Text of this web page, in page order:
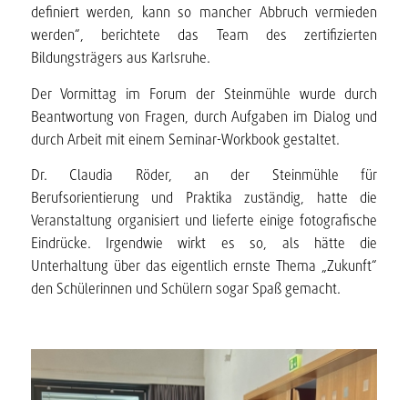
definiert werden, kann so mancher Abbruch vermieden
werden“, berichtete das Team des zertifizierten
Bildungsträgers aus Karlsruhe.
Der Vormittag im Forum der Steinmühle wurde durch
Beantwortung von Fragen, durch Aufgaben im Dialog und
durch Arbeit mit einem Seminar-Workbook gestaltet.
Dr. Claudia Röder, an der Steinmühle für
Berufsorientierung und Praktika zuständig, hatte die
Veranstaltung organisiert und lieferte einige fotografische
Eindrücke. Irgendwie wirkt es so, als hätte die
Unterhaltung über das eigentlich ernste Thema „Zukunft“
den Schülerinnen und Schülern sogar Spaß gemacht.